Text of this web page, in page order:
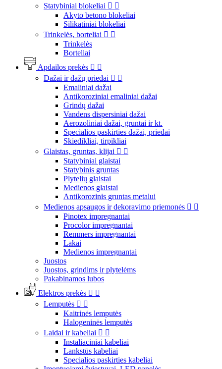
Statybiniai blokeliai  
Akyto betono blokeliai
Silikatiniai blokeliai
Trinkelės, borteliai  
Trinkelės
Borteliai
Apdailos prekės  
Dažai ir dažų priedai  
Emaliniai dažai
Antikoroziniai emaliniai dažai
Grindų dažai
Vandens dispersiniai dažai
Aerozoliniai dažai, gruntai ir kt.
Specialios paskirties dažai, priedai
Skiedikliai, tirpikliai
Glaistas, gruntas, klijai  
Statybiniai glaistai
Statybinis gruntas
Plytelių glaistai
Medienos glaistai
Antikorozinis gruntas metalui
Medienos apsaugos ir dekoravimo priemonės  
Pinotex impregnantai
Procolor impregnantai
Remmers impregnantai
Lakai
Medienos impregnantai
Juostos
Juostos, grindims ir plytelėms
Pakabinamos lubos
Elektros prekės  
Lemputės  
Kaitrinės lemputės
Halogeninės lemputės
Laidai ir kabeliai  
Instaliaciniai kabeliai
Lankstūs kabeliai
Specialios paskirties kabeliai